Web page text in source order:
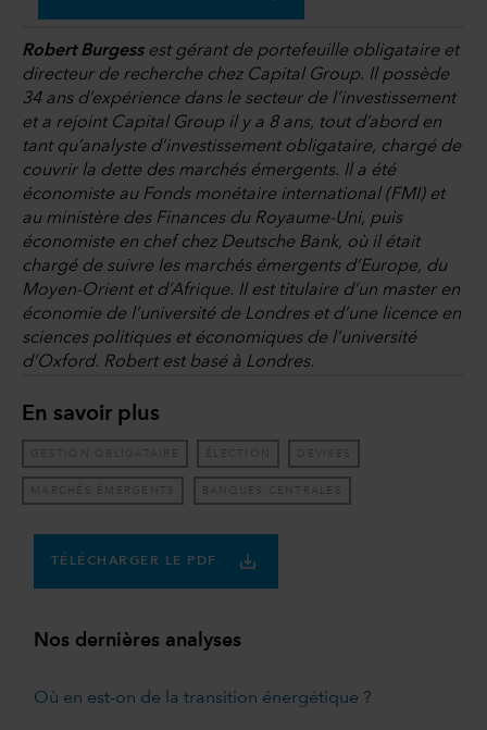
Robert Burgessest gérant de portefeuille obligataire et
directeur de recherche chez Capital Group. Il possède
34 ans d’expérience dans le secteur de l’investissement
et a rejoint Capital Group il y a 8 ans, tout d’abord en
tant qu’analyste d’investissement obligataire, chargé de
couvrir la dette des marchés émergents. Il a été
économiste au Fonds monétaire international (FMI) et
au ministère des Finances du Royaume-Uni, puis
économiste en chef chez Deutsche Bank, où il était
chargé de suivre les marchés émergents d’Europe, du
Moyen-Orient et d’Afrique. Il est titulaire d’un master en
économie de l’université de Londres et d’une licence en
sciences politiques et économiques de l’université
d’Oxford. Robert est basé à Londres.
En savoir plus
GESTION OBLIGATAIRE ÉLECTION DEVISES
MARCHÉS ÉMERGENTS BANQUES CENTRALES
TÉLÉCHARGER LE PDF
Nos dernières analyses
Où en est-on de la transition énergétique ?